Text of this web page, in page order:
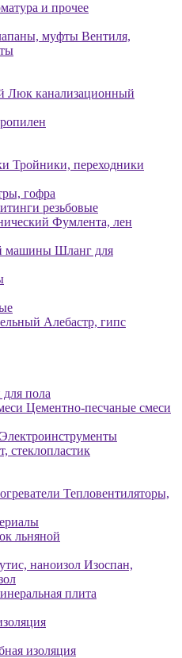
и прочее
Вентиля,
Люк канализационный
Тройники, переходники
гофра
резьбовые
Фумлента, лен
Шланг для
Алебастр, гипс
пола
Цементно-песчаные смеси
Электроинструменты
стеклопластик
Тепловентиляторы,
льняной
Изоспан,
плита
изоляция